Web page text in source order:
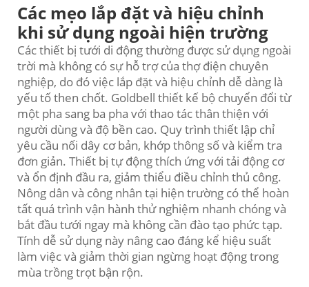
Các mẹo lắp đặt và hiệu chỉnh
khi sử dụng ngoài hiện trường
Các thiết bị tưới di động thường được sử dụng ngoài
trời mà không có sự hỗ trợ của thợ điện chuyên
nghiệp, do đó việc lắp đặt và hiệu chỉnh dễ dàng là
yếu tố then chốt. Goldbell thiết kế bộ chuyển đổi từ
một pha sang ba pha với thao tác thân thiện với
người dùng và độ bền cao. Quy trình thiết lập chỉ
yêu cầu nối dây cơ bản, khớp thông số và kiểm tra
đơn giản. Thiết bị tự động thích ứng với tải động cơ
và ổn định đầu ra, giảm thiểu điều chỉnh thủ công.
Nông dân và công nhân tại hiện trường có thể hoàn
tất quá trình vận hành thử nghiệm nhanh chóng và
bắt đầu tưới ngay mà không cần đào tạo phức tạp.
Tính dễ sử dụng này nâng cao đáng kể hiệu suất
làm việc và giảm thời gian ngừng hoạt động trong
mùa trồng trọt bận rộn.